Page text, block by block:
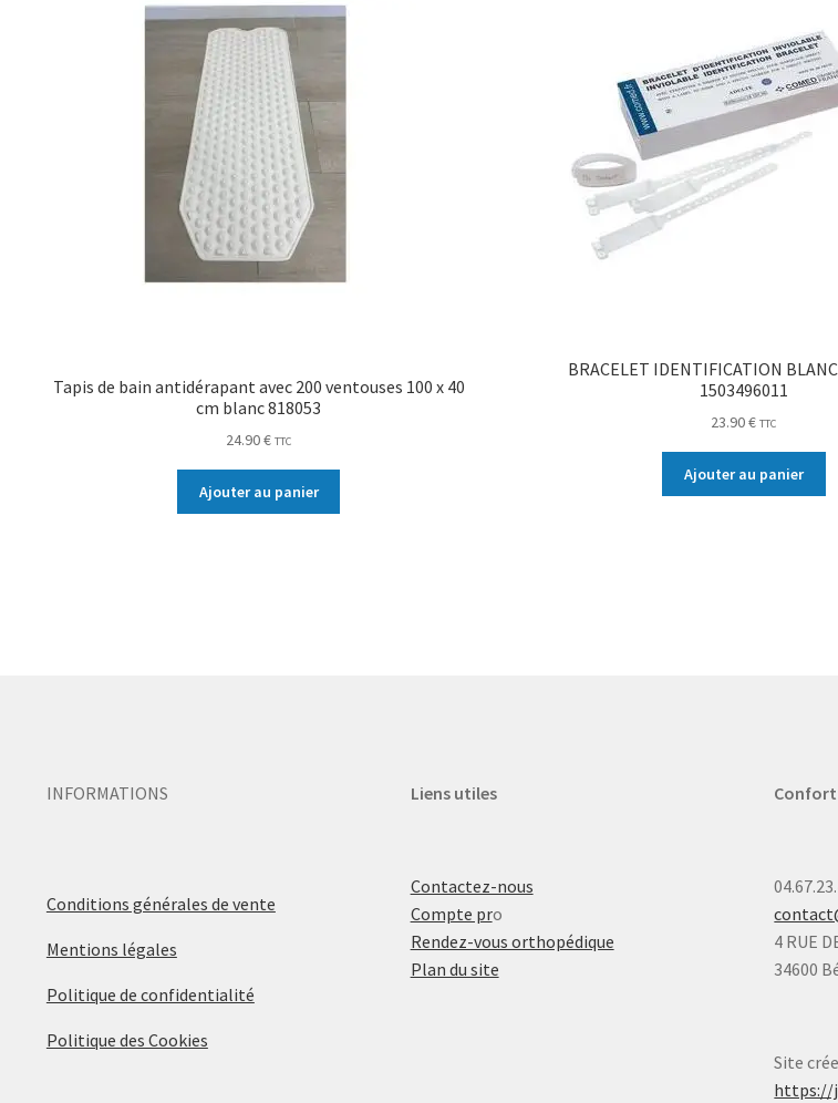
Tapis de bain antidérapant avec 200 ventouses 100 x 40
cm blanc 818053
24.90€ TTC
Ajouter au panier
BRACELET IDENTIFICATION
1503496011
23.90€ TTC
Ajouter au panier
INFORMATIONS
Conditions générales de vente
Mentions légales
Politique de confidentialité
Politique des Cookies
Liens utiles
Contactez-nous
Compte pro
Rendez-vous orthopédique
Plan du site
Confort
4 RUE
34600
Site
https://